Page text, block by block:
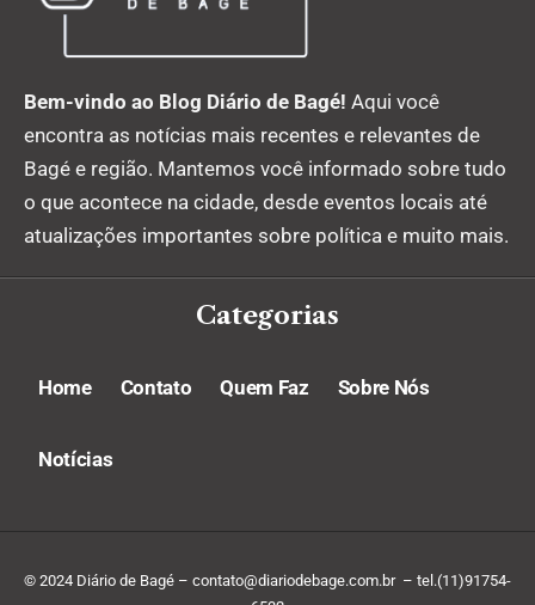
Bem-vindo ao Blog Diário de Bagé! Aqui você
encontra as notícias mais recentes e relevantes de
Bagé e região. Mantemos você informado sobre tudo
o que acontece na cidade, desde eventos locais até
atualizações importantes sobre política e muito mais.
Categorias
Home Contato Quem Faz Sobre Nós
Notícias
© 2024 Diário de Bagé – contato@diariodebage.com.br– tel.(11)91754-